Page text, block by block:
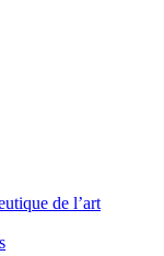
de l’art